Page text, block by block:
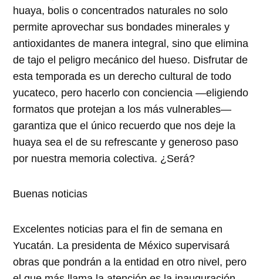
huaya, bolis o concentrados naturales no solo
permite aprovechar sus bondades minerales y
antioxidantes de manera integral, sino que elimina
de tajo el peligro mecánico del hueso. Disfrutar de
esta temporada es un derecho cultural de todo
yucateco, pero hacerlo con conciencia —eligiendo
formatos que protejan a los más vulnerables—
garantiza que el único recuerdo que nos deje la
huaya sea el de su refrescante y generoso paso
por nuestra memoria colectiva. ¿Será?
Buenas noticias
Excelentes noticias para el fin de semana en
Yucatán. La presidenta de México supervisará
obras que pondrán a la entidad en otro nivel, pero